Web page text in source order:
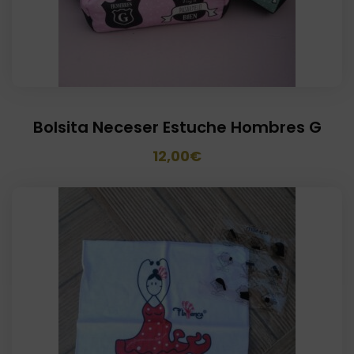
Bolsita Neceser Estuche Hombres G
El
18,00€.
12,00€El
12,00€.